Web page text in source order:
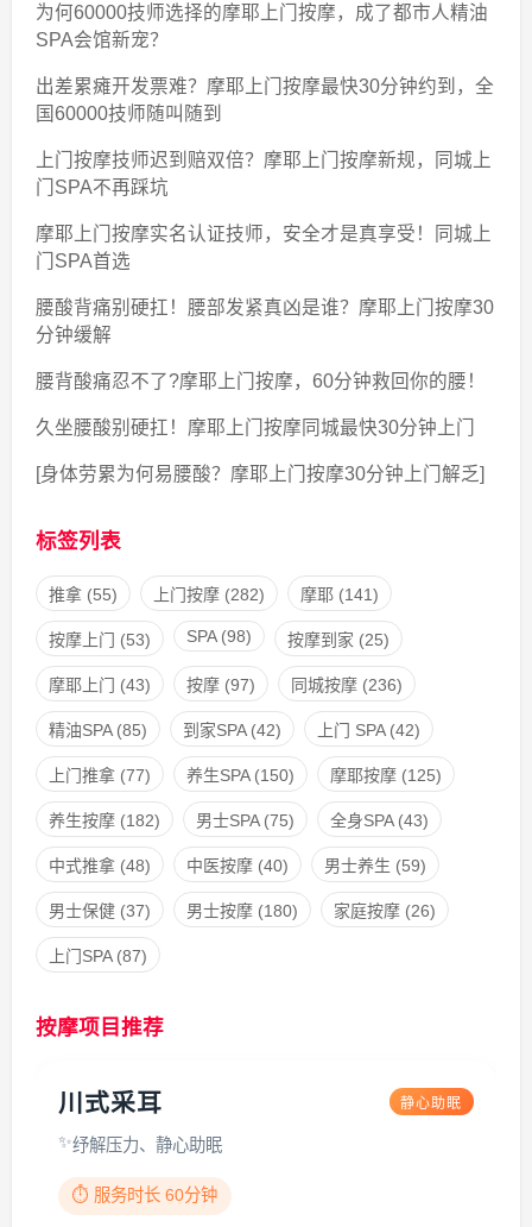
为何60000技师选择的摩耶上门按摩，成了都市人精油
SPA会馆新宠？
出差累瘫开发票难？摩耶上门按摩最快30分钟约到，全
国60000技师随叫随到
上门按摩技师迟到赔双倍？摩耶上门按摩新规，同城上
门SPA不再踩坑
摩耶上门按摩实名认证技师，安全才是真享受！同城上
门SPA首选
腰酸背痛别硬扛！腰部发紧真凶是谁？摩耶上门按摩30
分钟缓解
腰背酸痛忍不了?摩耶上门按摩，60分钟救回你的腰！
久坐腰酸别硬扛！摩耶上门按摩同城最快30分钟上门
[身体劳累为何易腰酸？摩耶上门按摩30分钟上门解乏]
标签列表
推拿(55) 上门按摩(282) 摩耶(141)
按摩上门 (53) SPA(98) 按摩到家 (25)
摩耶上门 (43) 按摩(97) 同城按摩(236)
精油SPA(85) 到家SPA(42) 上门 SPA(42)
上门推拿(77) 养生SPA(150) 摩耶按摩(125)
养生按摩(182) 男士SPA(75) 全身SPA(43)
中式推拿(48) 中医按摩(40) 男士养生 (59)
男士保健(37) 男士按摩(180) 家庭按摩(26)
上门SPA(87)
按摩项目推荐
川式采耳 静心助眠
纾解压力、静心助眠
⏱️ 服务时长 60分钟